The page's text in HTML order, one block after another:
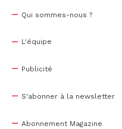
Qui sommes-nous ?
L'équipe
Publicité
S'abonner à la newsletter
Abonnement Magazine